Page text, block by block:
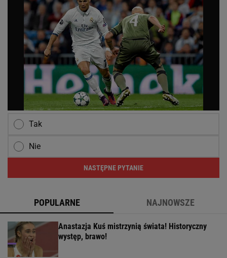
Tak
Nie
NASTĘPNE PYTANIE
POPULARNE NAJNOWSZE
Anastazja Kuś mistrzynią świata! Historyczny
występ, brawo!